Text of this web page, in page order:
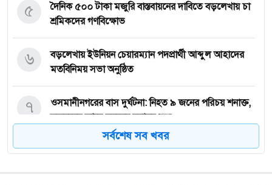
দৈনিক ৫০০ টাকা মজুরি বাস্তবায়নের দাবিতে বড়লেখায় চা
শ্রমিকদের গণবিক্ষোভ
৫
বড়লেখায় ইউনিয়ন চেয়ারম্যান পদপ্রার্থী আব্দুল আহাদের
মতবিনিময় সভা অনুষ্ঠিত
৬
‎ওসমানীনগরের বাস দুর্ঘটনা: নিহত ৯ জনের পরিচয় শনাক্ত,
স্বজনদের কাছে মরদেহ হস্তান্তর শুরু
৭
টাঙ্গুয়ার হাওরে গোসল করতে নেমে পানিতে ডুবে
৮
সর্বশেষ সব খবর